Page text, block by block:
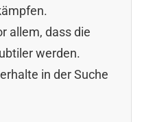
allem, dass die
werden.
in der Suche